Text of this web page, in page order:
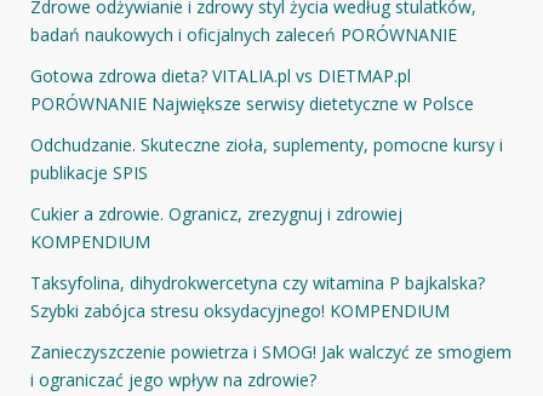
Zdrowe odżywianie i zdrowy styl życia według stulatków,
badań naukowych i oficjalnych zaleceń PORÓWNANIE
Gotowa zdrowa dieta? VITALIA.pl vs DIETMAP.pl
PORÓWNANIE Największe serwisy dietetyczne w Polsce
Odchudzanie. Skuteczne zioła, suplementy, pomocne kursy i
publikacje SPIS
Cukier a zdrowie. Ogranicz, zrezygnuj i zdrowiej
KOMPENDIUM
Taksyfolina, dihydrokwercetyna czy witamina P bajkalska?
Szybki zabójca stresu oksydacyjnego! KOMPENDIUM
Zanieczyszczenie powietrza i SMOG! Jak walczyć ze smogiem
i ograniczać jego wpływ na zdrowie?